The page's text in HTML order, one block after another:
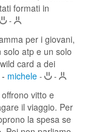
formati in
-
per i giovani,
atp e un solo
card a dei
- michele - -
vitto e
il viaggio. Per
la spesa se